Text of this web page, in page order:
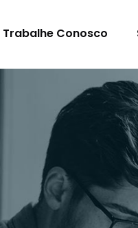
Trabalhe Conosco